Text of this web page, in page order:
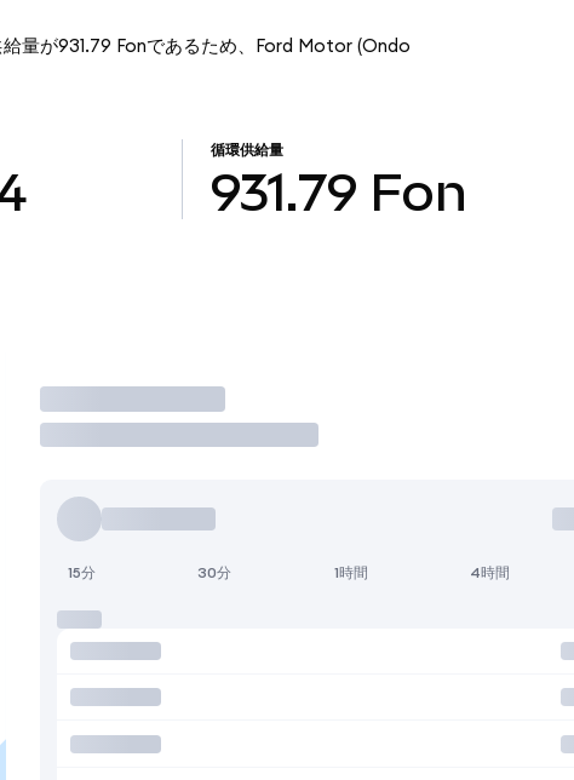
量が931.79 Fonであるため、Ford Motor (Ondo
循環供給量
931.79 Fon
取引
15分 30分 1時間 4時間